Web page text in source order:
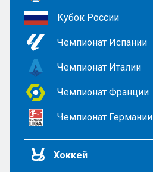
Кубок России
Чемпионат Испании
Чемпионат Италии
Чемпионат Франции
Чемпионат Германии
Хоккей